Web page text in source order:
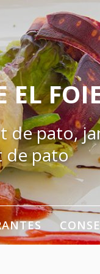
EL
de pato,
de pato